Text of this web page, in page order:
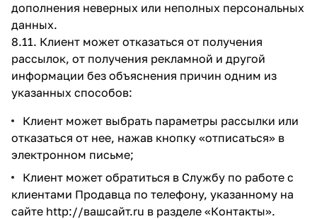
дополнения неверных или неполных персональных
данных.
8.11. Клиент может отказаться от получения
рассылок, от получения рекламной и другой
информации без объяснения причин одним из
указанных способов:
Клиент может выбрать параметры рассылки или
отказаться от нее, нажав кнопку «отписаться» в
электронном письме;
Клиент может обратиться в Службу по работе с
клиентами Продавца по телефону, указанному на
сайте http://вашсайт.ru в разделе «Контакты».